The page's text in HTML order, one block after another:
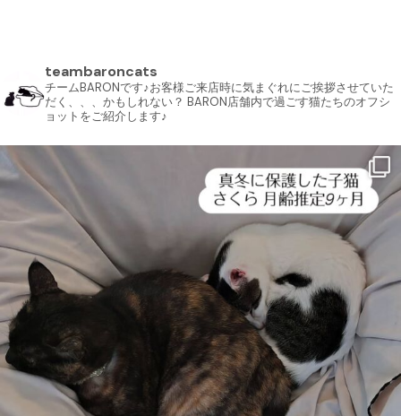
teambaroncats
チームBARONです♪お客様ご来店時に気まぐれにご挨拶させていた
だく、、、かもしれない？ BARON店舗内で過ごす猫たちのオフシ
ョットをご紹介します♪